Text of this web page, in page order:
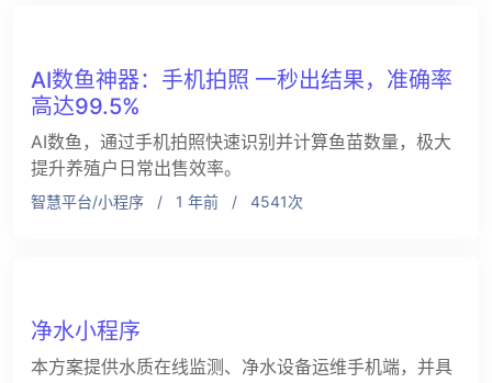
AI数鱼神器：手机拍照 一秒出结果，准确率
高达99.5%
AI数鱼，通过手机拍照快速识别并计算鱼苗数量，极大
提升养殖户日常出售效率。
智慧平台/小程序 / 1 年前 / 4541次
净水小程序
本方案提供水质在线监测、净水设备运维手机端，并具